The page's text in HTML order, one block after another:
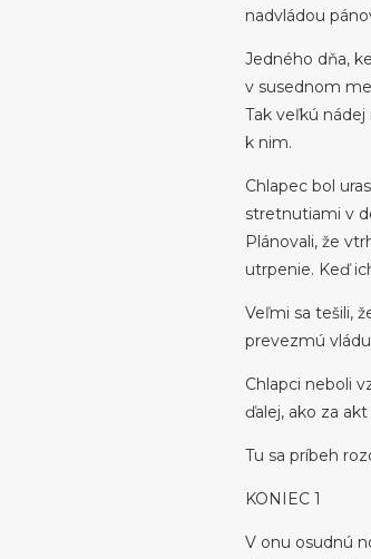
nadvládou
Jedného dňa,
v susednom
Tak veľkú
k nim.
Chlapec bol
stretnutiami v
Plánovali, že
utrpenie. Keď
Veľmi sa tešili,
prevezmú
Chlapci neboli
ďalej, ako za
Tu sa príbeh
KONIEC 1
V onu osudnú